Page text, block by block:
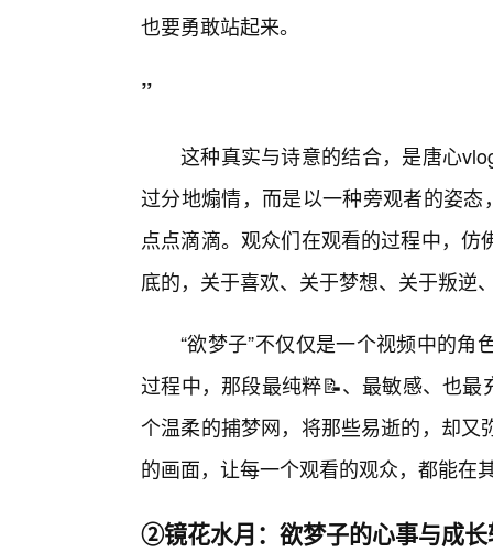
也要勇敢站起来。
”
这种真实与诗意的结合，是唐心
过分地煽情，而是以一种旁观者的姿
点点滴滴。观众们在观看的过程中，
底的，关于喜欢、关于梦想、关于叛逆
“欲梦子”不仅仅是一个视频中的
过程中，那段最纯粹📝、最敏感、也
个温柔的捕梦网，将那些易逝的，却
的画面，让每一个观看的观众，都能在
②镜花水月：欲梦子的心事与成长